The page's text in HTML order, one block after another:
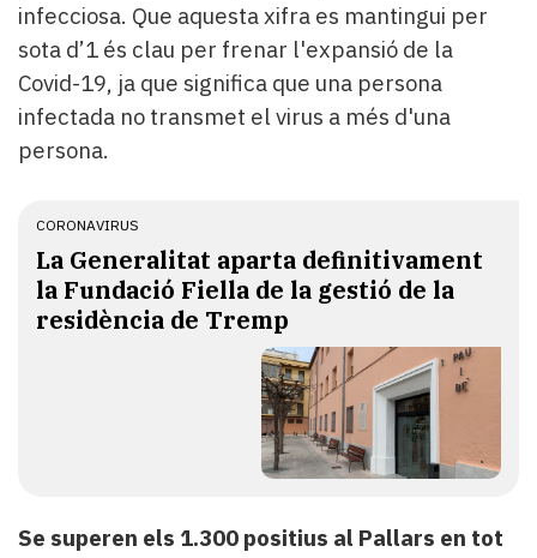
infecciosa. Que aquesta xifra es mantingui per
sota d’1 és clau per frenar l'expansió de la
Covid-19, ja que significa que una persona
infectada no transmet el virus a més d'una
persona.
CORONAVIRUS
La Generalitat aparta definitivament
la Fundació Fiella de la gestió de la
residència de Tremp
Se superen els 1.300 positius al Pallars en tot